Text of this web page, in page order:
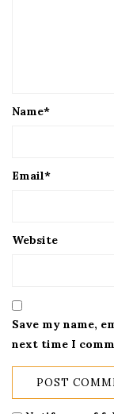
Name*
Email*
Website
Save my name,
next time I